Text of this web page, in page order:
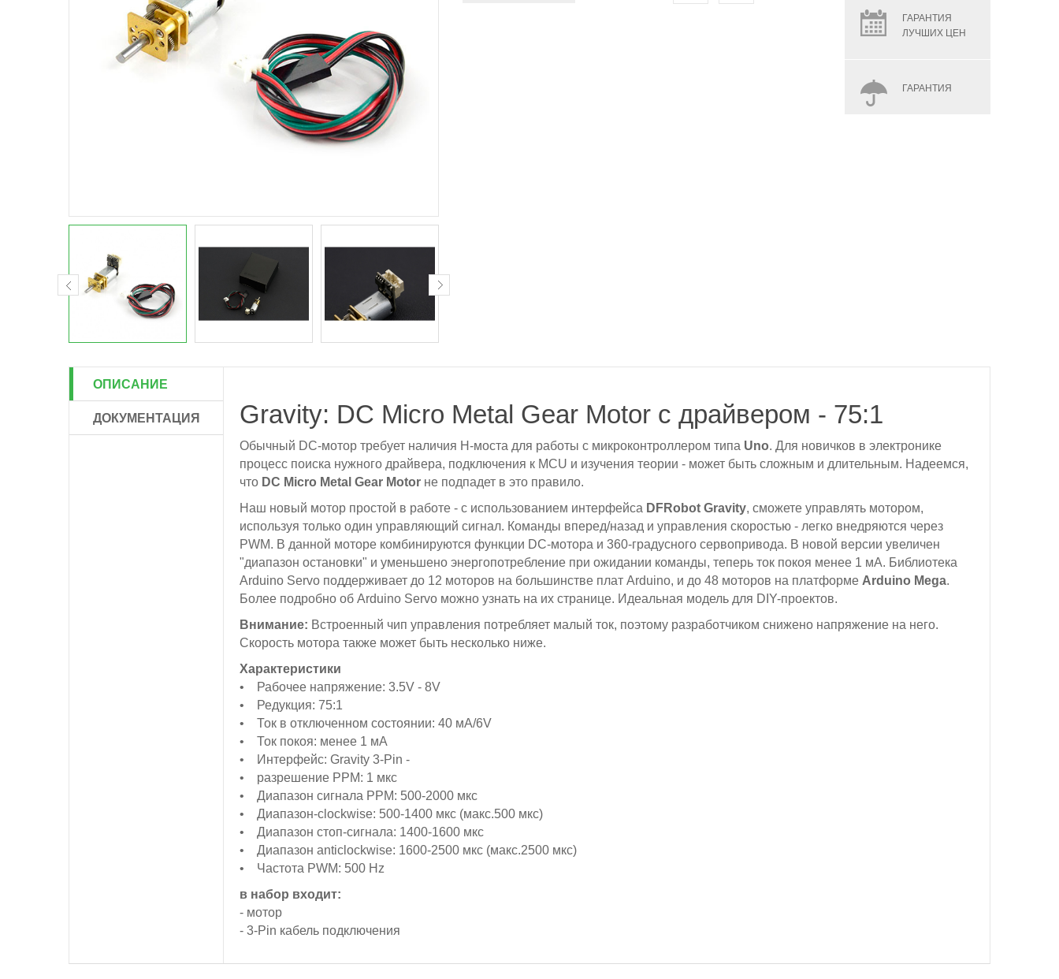
ГАРАНТИЯ
ЛУЧШИХ ЦЕН
ГАРАНТИЯ
ОПИСАНИЕ
ДОКУМЕНТАЦИЯ
Gravity: DC Micro Metal Gear Motor с драйвером - 75:1
Обычный DC-мотор требует наличия Н-моста для работы с микроконтроллером типа Uno. Для новичков в электронике
процесс поиска нужного драйвера, подключения к MCU и изучения теории - может быть сложным и длительным. Надеемся,
что DC Micro Metal Gear Motorне подпадет в это правило.
Наш новый мотор простой в работе - с использованием интерфейса DFRobot Gravity, сможете управлять мотором,
используя только один управляющий сигнал. Команды вперед/назад и управления скоростью - легко внедряются через
PWM. В данной моторе комбинируются функции DC-мотора и 360-градусного сервопривода. В новой версии увеличен
"диапазон остановки" и уменьшено энергопотребление при ожидании команды, теперь ток покоя менее 1 мА. Библиотека
Arduino Servo поддерживает до 12 моторов на большинстве плат Arduino, и до 48 моторов на платформе Arduino Mega.
Более подробно об Arduino Servo можно узнать на их странице. Идеальная модель для DIY-проектов.
Внимание: Встроенный чип управления потребляет малый ток, поэтому разработчиком снижено напряжение на него.
Скорость мотора также может быть несколько ниже.
Характеристики
• Рабочее напряжение: 3.5V - 8V
• Редукция: 75:1
• Ток в отключенном состоянии: 40 мА/6V
• Ток покоя: менее 1 мА
• Интерфейс: Gravity 3-Pin -
• разрешение РРМ: 1 мкс
• Диапазон сигнала РРМ: 500-2000 мкс
• Диапазон-clockwise: 500-1400 мкс (макс.500 мкс)
• Диапазон стоп-сигнала: 1400-1600 мкс
• Диапазон anticlockwise: 1600-2500 мкс (макс.2500 мкс)
• Частота PWM: 500 Hz
в набор входит:
- мотор
- 3-Pin кабель подключения